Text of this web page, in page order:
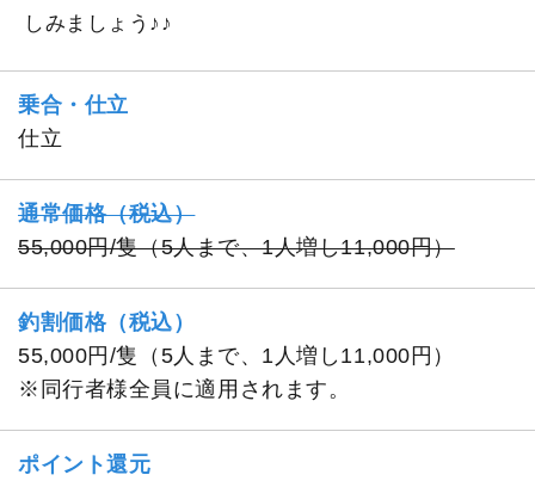
しみましょう♪♪
乗合・仕立
仕立
通常価格（税込）
55,000円/隻（5人まで、1人増し11,000円）
釣割価格（税込）
55,000円/隻（5人まで、1人増し11,000円）
※同行者様全員に適用されます。
ポイント還元